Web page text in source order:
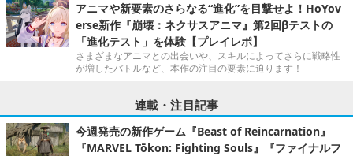
アニマや新要素のさらなる“進化”を目撃せよ！HoYov
erse新作『崩壊：ネクサスアニマ』第2回βテストの
「進化テスト」を体験【プレイレポ】
さまざまなアニマとの出会いや、スキルによってさらに戦略性
が増したバトルなど、本作の注目の要素に迫ります！
連載・注目記事
今週発売の新作ゲーム『Beast of Reincarnation』
『MARVEL Tōkon: Fighting Souls』『ファイナルフ